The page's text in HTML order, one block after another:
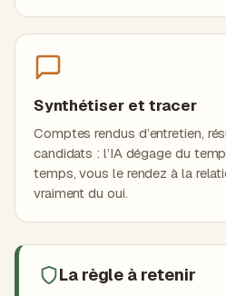
Synthétiser et tracer
Comptes rendus d’entretien,
candidats : l’IA dégage du
temps, vous le rendez à la
vraiment du oui.
La règle à retenir